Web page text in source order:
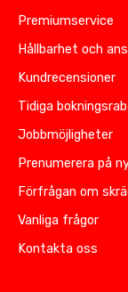
Premiumservice
Hållbarhet och
Kundrecensioner
Tidiga
Jobbmöjligheter
Prenumerera på
Förfrågan om
Vanliga frågor
Kontakta oss